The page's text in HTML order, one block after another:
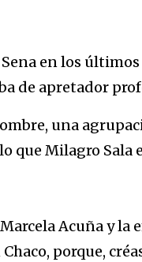
en los
de apretador
una
que Milagro Sala
Acuña y la
porque,